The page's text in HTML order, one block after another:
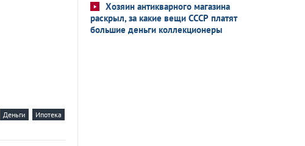
Деньги Ипотека
Хозяин антикварного магазина
раскрыл, за какие вещи СССР платят
большие деньги коллекционеры